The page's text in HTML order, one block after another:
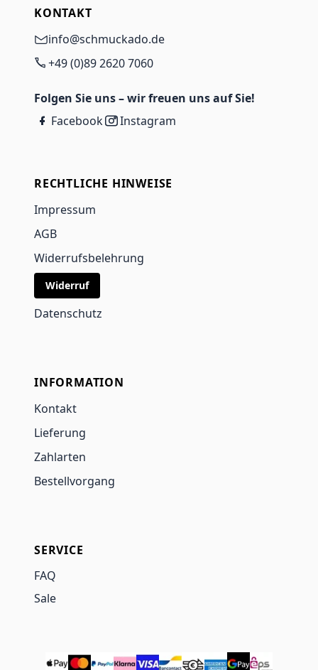
KONTAKT
info@schmuckado.de
+49 (0)89 2620 7060
Folgen Sie uns – wir freuen uns auf Sie!
Facebook
Instagram
RECHTLICHE HINWEISE
Impressum
AGB
Widerrufsbelehrung
Widerruf
Datenschutz
INFORMATION
Kontakt
Lieferung
Zahlarten
Bestellvorgang
SERVICE
FAQ
Sale